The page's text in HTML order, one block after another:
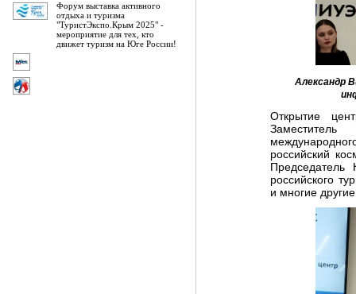
Форум выставка активного
отдыха и туризма
"ТуристЭкспо.Крым 2025" -
мероприятие для тех, кто
движет туризм на Юге России!
Александр
Открытие
Заместитель
российский
Председатель
российского
и многие